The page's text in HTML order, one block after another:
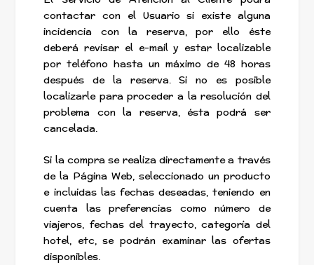
contactar con el Usuario si existe alguna
incidencia con la reserva, por ello éste
deberá revisar el e-mail y estar localizable
por teléfono hasta un máximo de 48 horas
después de la reserva. Si no es posible
localizarle para proceder a la resolución del
problema con la reserva, ésta podrá ser
cancelada.
Si la compra se realiza directamente a través
de la Página Web, seleccionado un producto
e incluidas las fechas deseadas, teniendo en
cuenta las preferencias como número de
viajeros, fechas del trayecto, categoría del
hotel, etc, se podrán examinar las ofertas
disponibles.